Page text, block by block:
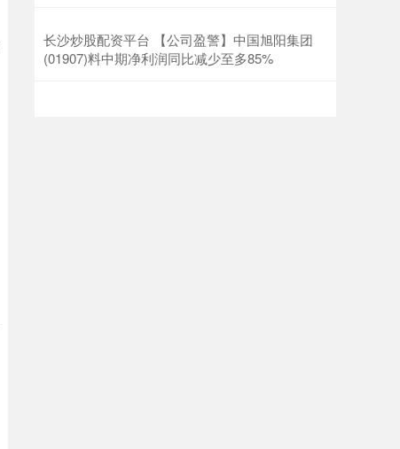
长沙炒股配资平台 【公司盈警】中国旭阳集团
(01907)料中期净利润同比减少至多85%